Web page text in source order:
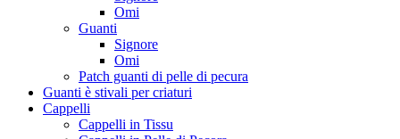
Omi
Guanti
Signore
Omi
Patch guanti di pelle di pecura
Guanti è stivali per criaturi
Cappelli
Cappelli in Tissu